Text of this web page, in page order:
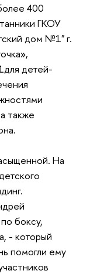
400
ГКОУ
дом №1" г.
детей-
также
На
боксу,
- который
помогли ему